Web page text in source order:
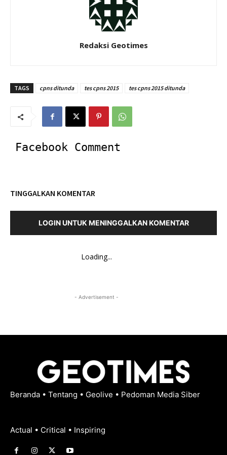
Redaksi Geotimes
TAGS cpns ditunda tes cpns 2015 tes cpns 2015 ditunda
Facebook Comment
TINGGALKAN KOMENTAR
LOGIN UNTUK MENINGGALKAN KOMENTAR
Loading...
- Advertisement -
Beranda • Tentang • Geolive • Pedoman Media Siber
Actual • Critical • Inspiring